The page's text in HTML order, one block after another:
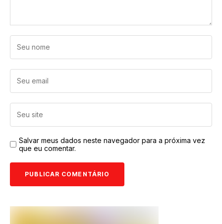
Salvar meus dados neste navegador para a próxima vez
que eu comentar.